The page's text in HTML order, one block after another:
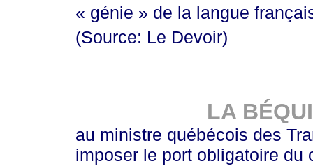
« génie » de la langue
(Source: Le Devoir)
LA
au ministre québécois des
imposer le port obligatoire